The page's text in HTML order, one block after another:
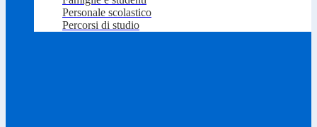
Personale scolastico
Percorsi di studio